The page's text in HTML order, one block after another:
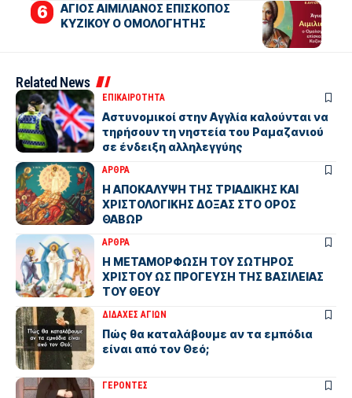
ΑΓΙΟΣ ΑΙΜΙΛΙΑΝΟΣ ΕΠΙΣΚΟΠΟΣ
ΚΥΖΙΚΟΥ Ο ΟΜΟΛΟΓΗΤΗΣ
Related News
ΕΠΙΚΑΙΡΟΤΗΤΑ
Αστυνομικοί στην Αγγλία καλούνται να
τηρήσουν τη νηστεία του Ραμαζανιού
σε ένδειξη αλληλεγγύης
ΑΡΘΡΑ
Η ΑΠΟΚΑΛΥΨΗ ΤΗΣ ΤΡΙΑΔΙΚΗΣ ΚΑΙ
ΧΡΙΣΤΟΛΟΓΙΚΗΣ ΔΟΞΑΣ ΣΤΟ ΟΡΟΣ
ΘΑΒΩΡ
ΑΡΘΡΑ
Η ΜΕΤΑΜΟΡΦΩΣΗ ΤΟΥ ΣΩΤΗΡΟΣ
ΧΡΙΣΤΟΥ ΩΣ ΠΡΟΓΕΥΣΗ ΤΗΣ ΒΑΣΙΛΕΙΑΣ
ΤΟΥ ΘΕΟΥ
ΔΙΔΑΧΕΣ ΑΓΙΩΝ
Πώς θα καταλάβουμε αν τα εμπόδια
είναι από τον Θεό;
ΓΕΡΟΝΤΕΣ